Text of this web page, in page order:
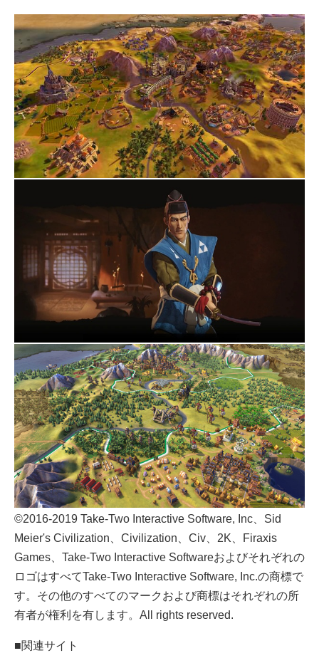
©2016-2019 Take-Two Interactive Software, Inc、Sid
Meier's Civilization、Civilization、Civ、2K、Firaxis
Games、Take-Two Interactive Softwareおよびそれぞれの
ロゴはすべてTake-Two Interactive Software, Inc.の商標で
す。その他のすべてのマークおよび商標はそれぞれの所
有者が権利を有します。All rights reserved.
■関連サイト